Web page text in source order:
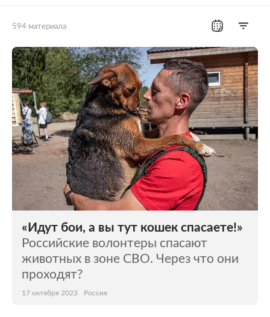
594 материала
Все рубрики Россия
Мир Бывший СССР
Экономика Силовые структуры
Наука и техника Спорт
Культура Интернет и СМИ
Ценности Путешествия
Из жизни Среда обитания
Забота о себе
«Идут бои, а вы тут кошек спасаете!»
Российские волонтеры спасают
животных в зоне СВО. Через что они
проходят?
17 октября 2023 Россия